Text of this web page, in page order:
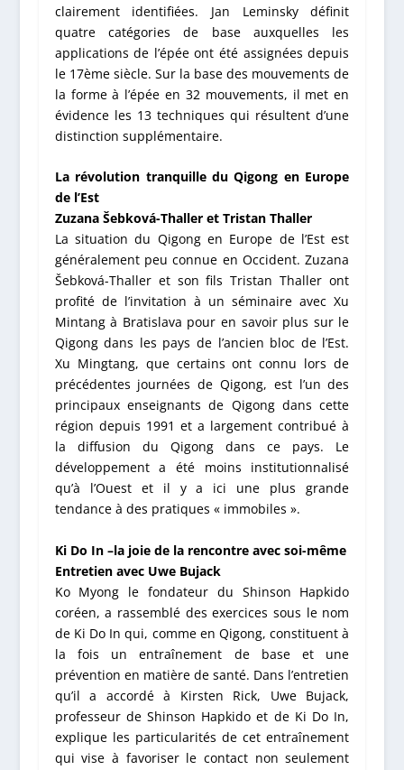
clairement identifiées. Jan Leminsky définit
quatre catégories de base auxquelles les
applications de l’épée ont été assignées depuis
le 17èmesiècle. Sur la base des mouvements de
la forme à l’épée en 32 mouvements, il met en
évidence les 13 techniques qui résultent d’une
distinction supplémentaire.
La révolution tranquille du Qigong en Europe
de l’Est
Zuzana Šebková-Thaller et Tristan Thaller
La situation du Qigong en Europe de l’Est est
généralement peu connue en Occident. Zuzana
Šebková-Thaller et son fils Tristan Thaller ont
profité de l’invitation à un séminaire avec Xu
Mintang à Bratislava pour en savoir plus sur le
Qigong dans les pays de l’ancien bloc de l’Est.
Xu Mingtang, que certains ont connu lors de
précédentes journées de Qigong, est l’un des
principaux enseignants de Qigong dans cette
région depuis 1991 et a largement contribué à
la diffusion du Qigong dans ce pays. Le
développement a été moins institutionnalisé
qu’à l’Ouest et il y a ici une plus grande
tendance à des pratiques « immobiles ».
Ki Do In –la joie de la rencontre avec soi-même
Entretien avec Uwe Bujack
Ko Myong le fondateur du Shinson Hapkido
coréen, a rassemblé des exercices sous le nom
de Ki Do In qui, comme en Qigong, constituent à
la fois un entraînement de base et une
prévention en matière de santé. Dans l’entretien
qu’il a accordé à Kirsten Rick, Uwe Bujack,
professeur de Shinson Hapkido et de Ki Do In,
explique les particularités de cet entraînement
qui vise à favoriser le contact non seulement